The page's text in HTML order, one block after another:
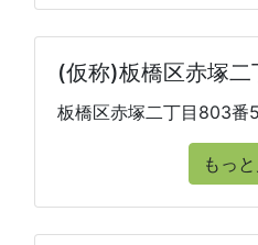
(仮称)板橋区赤塚二
板橋区赤塚二丁目803番
もっ